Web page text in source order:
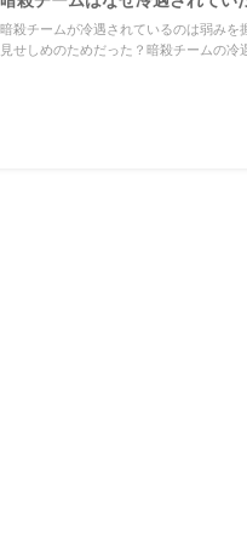
暗殺チームが冷遇されているのは弱みを
見せしめのためだった？暗殺チームの冷